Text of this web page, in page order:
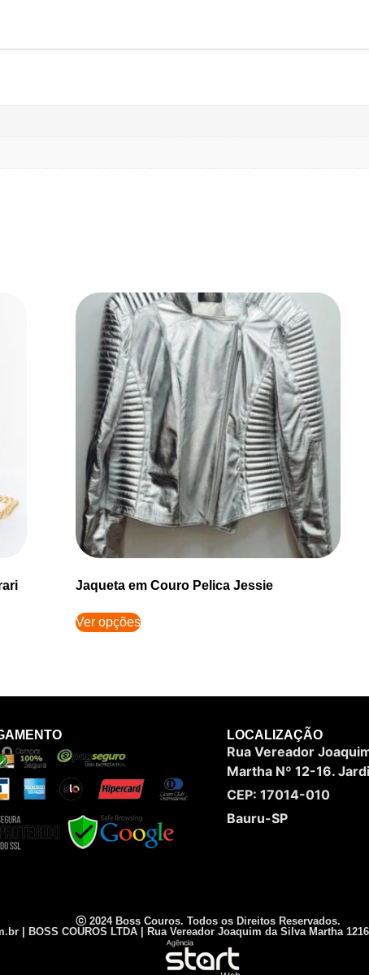
Jaqueta em Couro Pelica Jessie
Ver opções
LOCALIZAÇÃO
Rua Vereador
Martha Nº 12-16.
CEP: 17014-010
Bauru-SP
ⓒ 2024 Boss Couros. Todos os Direitos Reservados.
| BOSS COUROS LTDA | Rua Vereador Joaquim da Silva Martha